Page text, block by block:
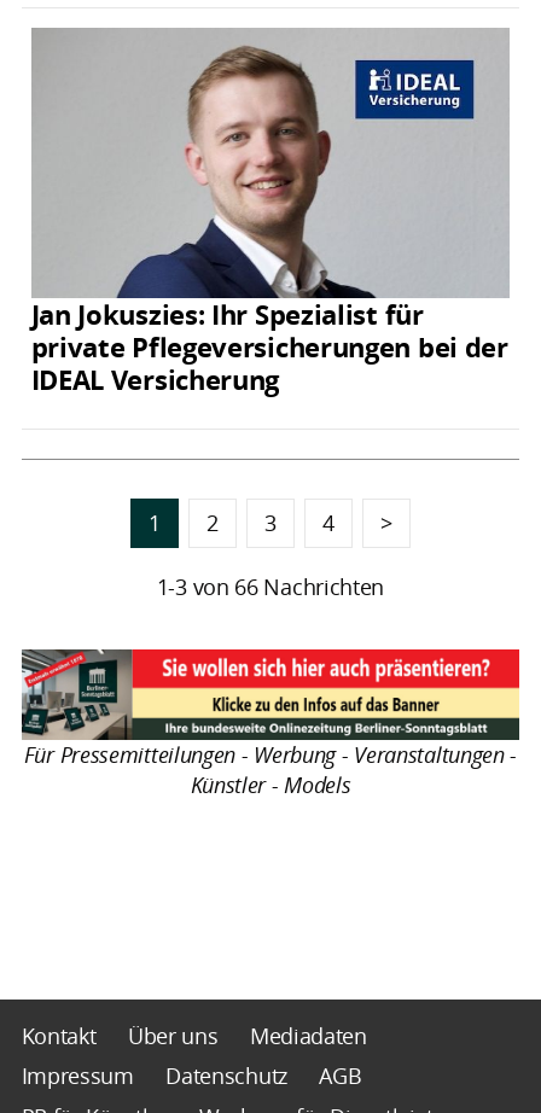
Jan Jokuszies: Ihr Spezialist für
private Pflegeversicherungen bei der
IDEAL Versicherung
1 2 3 4 >
1-3 von 66 Nachrichten
Für Pressemitteilungen - Werbung - Veranstaltungen -
Künstler - Models
Kontakt Über uns
Mediadaten
Impressum
Datenschutz
AGB